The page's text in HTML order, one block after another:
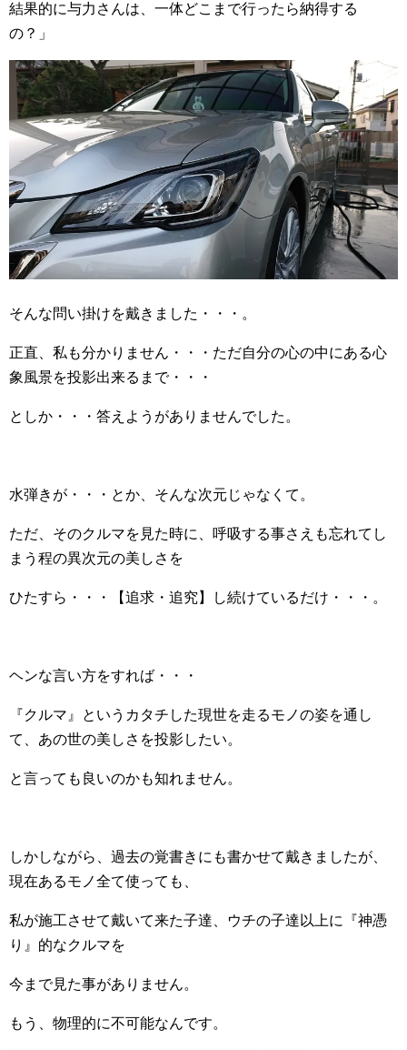
結果的に与力さんは、一体どこまで行ったら納得する
の？」
そんな問い掛けを戴きました・・・。
正直、私も分かりません・・・ただ自分の心の中にある心
象風景を投影出来るまで・・・
としか・・・答えようがありませんでした。
水弾きが・・・とか、そんな次元じゃなくて。
ただ、そのクルマを見た時に、呼吸する事さえも忘れてし
まう程の異次元の美しさを
ひたすら・・・【追求・追究】し続けているだけ・・・。
ヘンな言い方をすれば・・・
『クルマ』というカタチした現世を走るモノの姿を通し
て、あの世の美しさを投影したい。
と言っても良いのかも知れません。
しかしながら、過去の覚書きにも書かせて戴きましたが、
現在あるモノ全て使っても、
私が施工させて戴いて来た子達、ウチの子達以上に『神憑
り』的なクルマを
今まで見た事がありません。
もう、物理的に不可能なんです。